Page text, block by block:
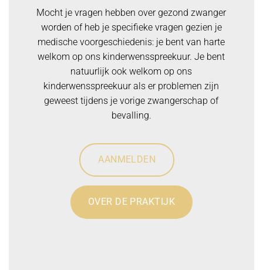
Mocht je vragen hebben over gezond zwanger
worden of heb je specifieke vragen gezien je
medische voorgeschiedenis: je bent van harte
welkom op ons kinderwensspreekuur. Je bent
natuurlijk ook welkom op ons
kinderwensspreekuur als er problemen zijn
geweest tijdens je vorige zwangerschap of
bevalling.
AANMELDEN
OVER DE PRAKTIJK